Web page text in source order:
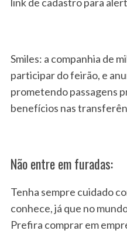
Smiles: a companhia de
participar do feirão, e
prometendo passagens
benefícios nas
Não entre em furadas:
Tenha sempre cuidado
conhece, já que no
Prefira comprar em